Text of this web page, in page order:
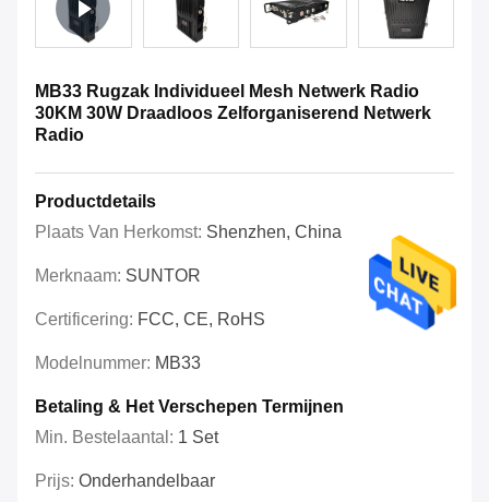
MB33 Rugzak Individueel Mesh Netwerk Radio
30KM 30W Draadloos Zelforganiserend Netwerk
Radio
Productdetails
Plaats Van Herkomst: Shenzhen, China
Merknaam: SUNTOR
Certificering: FCC, CE, RoHS
Modelnummer: MB33
Betaling & Het Verschepen Termijnen
Min. Bestelaantal: 1 Set
Prijs: Onderhandelbaar